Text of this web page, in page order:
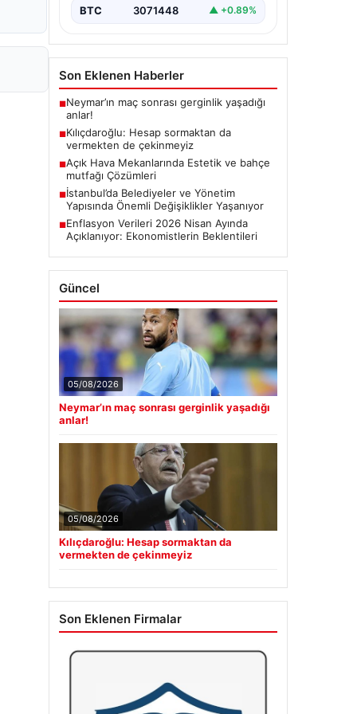
BTC 3071448 ▲ +0.89%
Son Eklenen Haberler
■Neymar’ın maç sonrası gerginlik yaşadığı
anlar!
■Kılıçdaroğlu: Hesap sormaktan da
vermekten de çekinmeyiz
■Açık Hava Mekanlarında Estetik ve bahçe
mutfağı Çözümleri
■İstanbul’da Belediyeler ve Yönetim
Yapısında Önemli Değişiklikler Yaşanıyor
■Enflasyon Verileri 2026 Nisan Ayında
Açıklanıyor: Ekonomistlerin Beklentileri
Güncel
05/08/2026
Neymar’ın maç sonrası gerginlik yaşadığı
anlar!
05/08/2026
Kılıçdaroğlu: Hesap sormaktan da
vermekten de çekinmeyiz
Son Eklenen Firmalar